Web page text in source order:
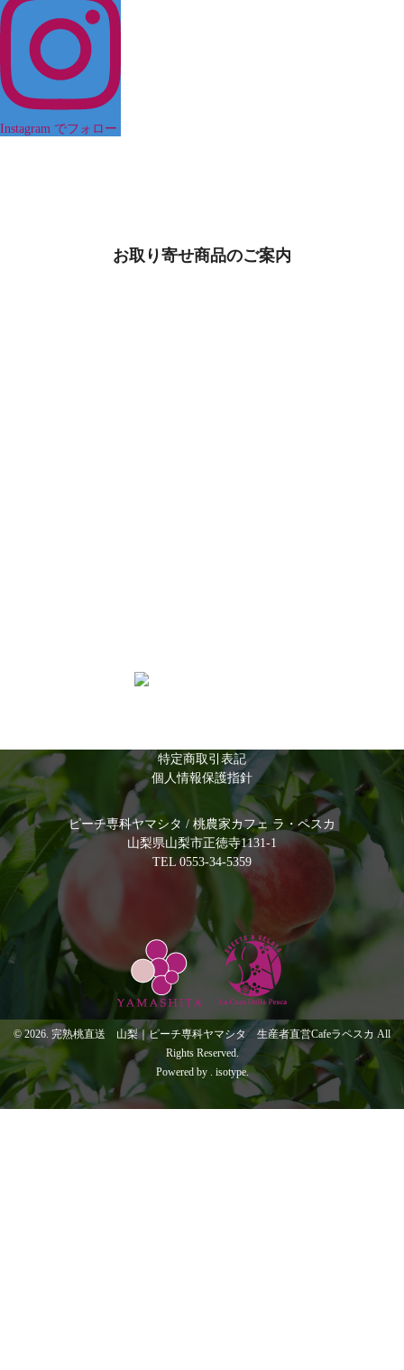
Instagram でフォロー
お取り寄せ商品のご案内
特定商取引表記
個人情報保護指針
ピーチ専科ヤマシタ / 桃農家カフェ ラ・ペスカ
山梨県山梨市正徳寺1131-1
TEL 0553-34-5359
© 2026. 完熟桃直送 山梨｜ピーチ専科ヤマシタ 生産者直営Cafeラペスカ All
Rights Reserved.
Powered by . isotype.